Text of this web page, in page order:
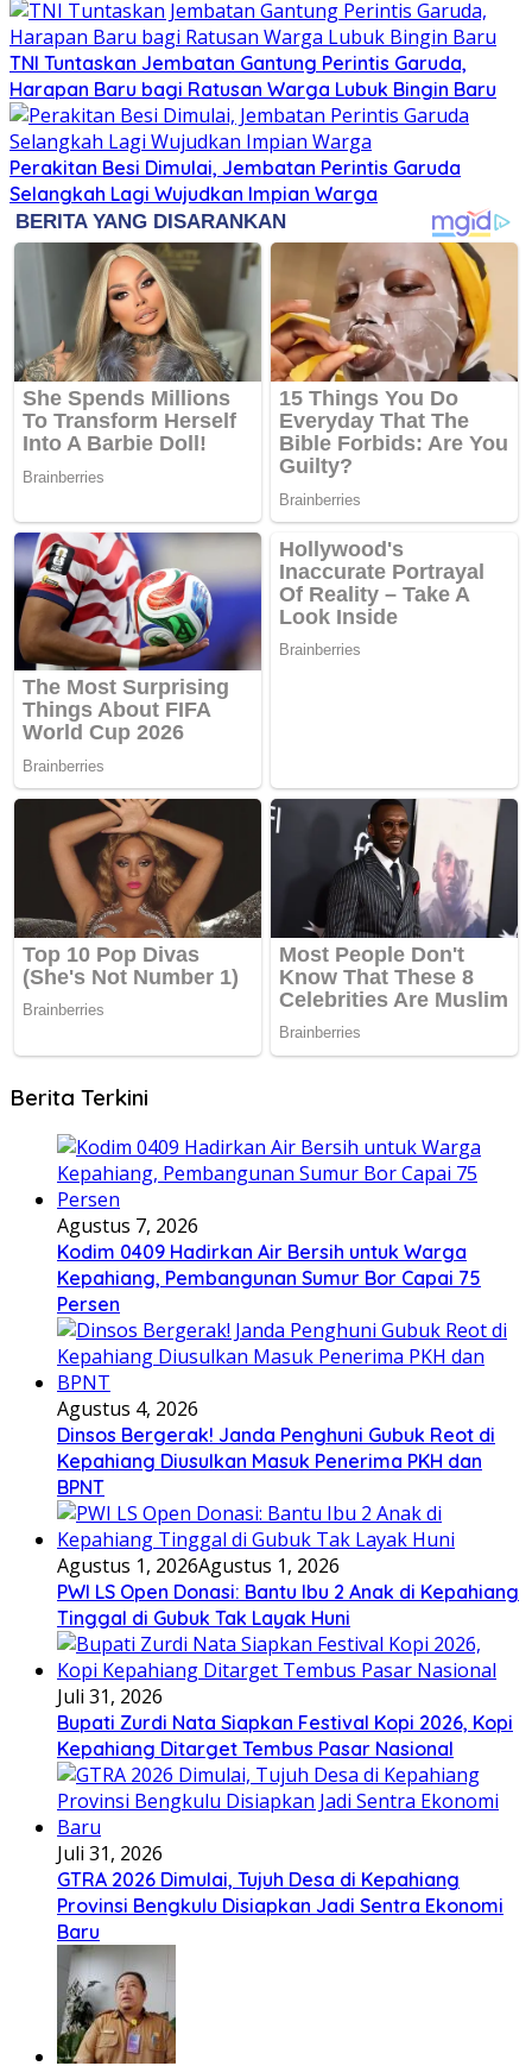
TNI Tuntaskan Jembatan Gantung Perintis Garuda,
Harapan Baru bagi Ratusan Warga Lubuk Bingin Baru
Perakitan Besi Dimulai, Jembatan Perintis Garuda
Selangkah Lagi Wujudkan Impian Warga
Berita Terkini
Agustus 7, 2026
Kodim 0409 Hadirkan Air Bersih untuk Warga
Kepahiang, Pembangunan Sumur Bor Capai 75
Persen
Agustus 4, 2026
Dinsos Bergerak! Janda Penghuni Gubuk Reot di
Kepahiang Diusulkan Masuk Penerima PKH dan
BPNT
Agustus 1, 2026Agustus 1, 2026
PWI LS Open Donasi: Bantu Ibu 2 Anak di Kepahiang
Tinggal di Gubuk Tak Layak Huni
Juli 31, 2026
Bupati Zurdi Nata Siapkan Festival Kopi 2026, Kopi
Kepahiang Ditarget Tembus Pasar Nasional
Juli 31, 2026
GTRA 2026 Dimulai, Tujuh Desa di Kepahiang
Provinsi Bengkulu Disiapkan Jadi Sentra Ekonomi
Baru